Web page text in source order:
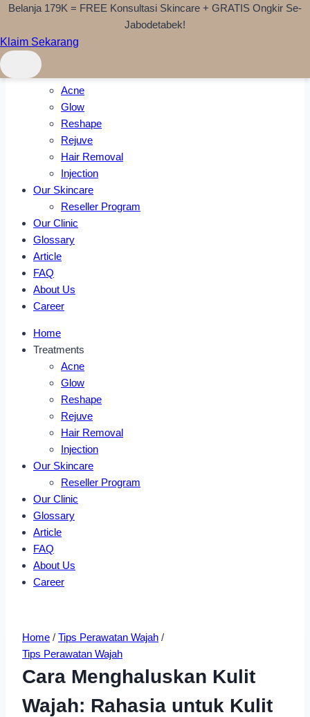
Skip to content
Home
Treatments
Acne
Glow
Reshape
Rejuve
Hair Removal
Injection
Our Skincare
Reseller Program
Our Clinic
Glossary
Article
FAQ
About Us
Career
Home
Treatments
Acne
Glow
Reshape
Rejuve
Hair Removal
Injection
Our Skincare
Reseller Program
Our Clinic
Glossary
Article
FAQ
About Us
Career
Home / Tips Perawatan Wajah /
Tips Perawatan Wajah
Cara Menghaluskan Kulit
Wajah: Rahasia untuk Kulit
Belanja 179K = FREE Konsultasi Skincare + GRATIS Ongkir Se-
Jabodetabek!
Klaim Sekarang